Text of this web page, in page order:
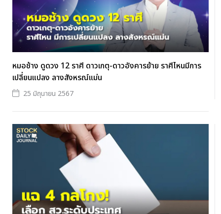
หมอช้าง ดูดวง 12 ราศี ดาวเกตุ-ดาวอังคารย้าย ราศีไหนมีการ
เปลี่ยนแปลง ลางสังหรณ์แม่น
25 มิถุนายน 2567